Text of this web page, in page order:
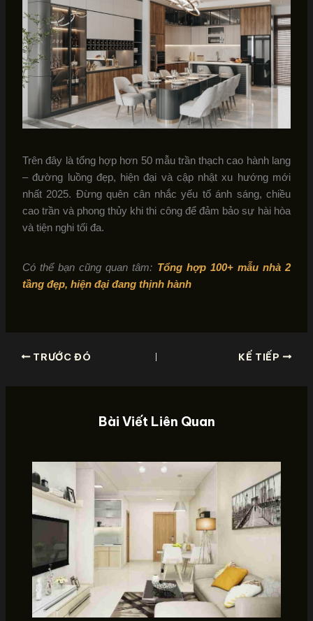
Trên đây là tổng hợp hơn 50 mẫu trần thạch cao hành lang
– đường luồng đẹp, hiện đại và cập nhật xu hướng mới
nhất 2025. Đừng quên cân nhắc yếu tố ánh sáng, chiều
cao trần và phong thủy khi thi công để đảm bảo sự hài hòa
và tiện nghi tối đa.
Có thể bạn cũng quan tâm: Tổng hợp 100+ mẫu nhà 2
tầng đẹp, hiện đại đang thịnh hành
TRƯỚC ĐÓ KẾ TIẾP
Bài Viết Liên Quan